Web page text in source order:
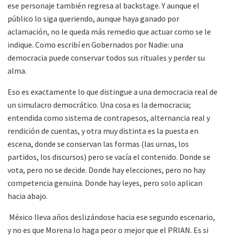
ese personaje también regresa al backstage. Y aunque el
público lo siga queriendo, aunque haya ganado por
aclamación, no le queda más remedio que actuar como se le
indique. Como escribí en Gobernados por Nadie: una
democracia puede conservar todos sus rituales y perder su
alma.
Eso es exactamente lo que distingue a una democracia real de
un simulacro democrático. Una cosa es la democracia;
entendida como sistema de contrapesos, alternancia real y
rendición de cuentas, y otra muy distinta es la puesta en
escena, donde se conservan las formas (las urnas, los
partidos, los discursos) pero se vacía el contenido. Donde se
vota, pero no se decide. Donde hay elecciones, pero no hay
competencia genuina. Donde hay leyes, pero solo aplican
hacia abajo.
México lleva años deslizándose hacia ese segundo escenario,
y no es que Morena lo haga peor o mejor que el PRIAN. Es si